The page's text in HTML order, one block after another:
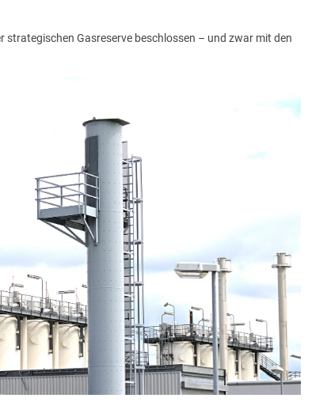
Gasreserve beschlossen – und zwar mit den